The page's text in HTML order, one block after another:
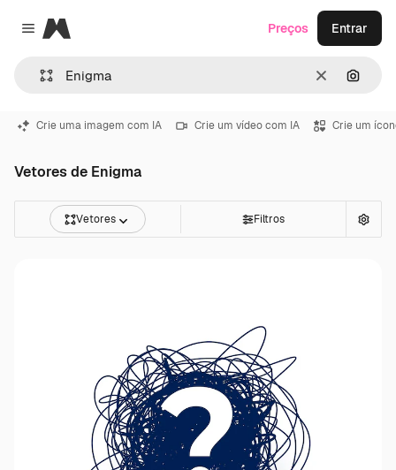
Close menu
Magnific
Limpar
Preços Entrar
Crie uma imagem com IA Crie um vídeo com IA Crie um
Vetores de Enigma
Vetores Filtros